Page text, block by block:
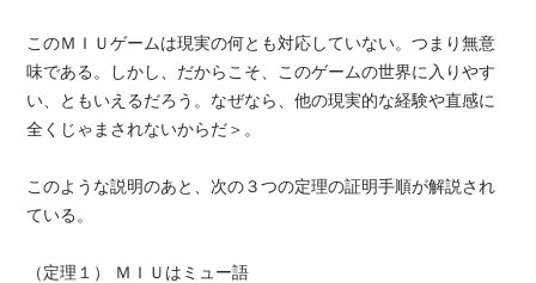
このＭＩＵゲームは現実の何とも対応していない。つまり無意
味である。しかし、だからこそ、このゲームの世界に入りやす
い、ともいえるだろう。なぜなら、他の現実的な経験や直感に
全くじゃまされないからだ＞。
このような説明のあと、次の３つの定理の証明手順が解説され
ている。
（定理１） ＭＩＵはミュー語